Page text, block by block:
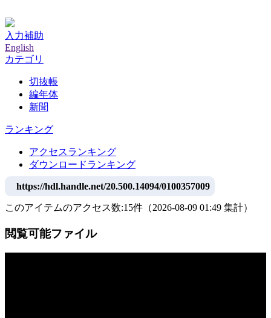
入力補助
English
カテゴリ
切抜帳
編年体
新聞
ランキング
アクセスランキング
ダウンロードランキング
https://hdl.handle.net/20.500.14094/0100357009
このアイテムのアクセス数:15件 （2026-08-09 01:49 集計）
閲覧可能ファイル